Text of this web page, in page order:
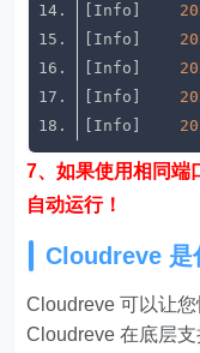
[Info]
[Info]
[Info]
[Info]
[Info]
7、如果使用相同端
自动运行！
Cloudreve 是
Cloudreve 可以让您
Cloudreve 在底层